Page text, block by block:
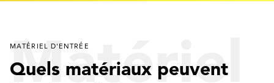
Matériel
MATÉRIEL D'ENTRÉE
Quels matériaux peuvent